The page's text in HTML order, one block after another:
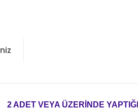
2 ADET VEYA ÜZERİNDE